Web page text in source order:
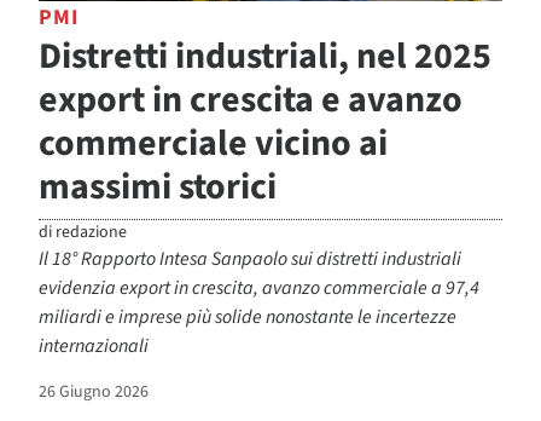
PMI
Distretti industriali, nel 2025
export in crescita e avanzo
commerciale vicino ai
massimi storici
di redazione
Il 18° Rapporto Intesa Sanpaolo sui distretti industriali
evidenzia export in crescita, avanzo commerciale a 97,4
miliardi e imprese più solide nonostante le incertezze
internazionali
26 Giugno 2026